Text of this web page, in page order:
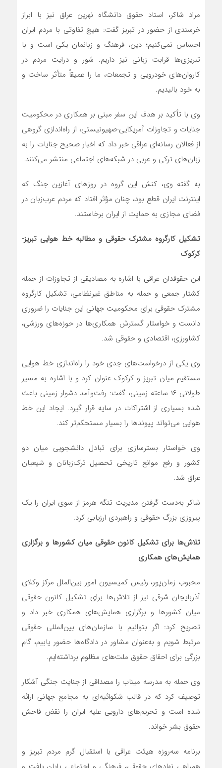
مراد شاکر، استاد حقوق دانشگاه نهرین عراق نیز با ابراز
خرسندی از حضور در تبریز گفت: هیچ تفاوتی با مردم ایران
احساس نمی‌کنیم؛ دین، فرهنگ و زبانمان یکی است و با
تبریزی‌ها قرابت زبانی نیز داریم. شور و درایت مردم در
کاروان‌های خودرویی و تجمعات، ما را عمیقاً متأثر ساخت و
به خود بالیدیم.
وی با تأکید بر هدف این سفر مبنی بر همکاری در محکومیت
جنایات و تجاوزات آمریکایی-صهیونیستی، از راه‌اندازی گروهی
از فعالان رسانه‌ای عراقی خبر داد که اخبار صحیح جنایات را به
زبان‌های ترکی و عربی در شبکه‌های اجتماعی منتشر می‌کنند.
به گفته وی، کنش این گروه در روزهای آغازین جنگ که
اینترنت ایران قطع بود، چنان مؤثر افتاد که مردم عرب‌زبان در
فضای مجازی به حمایت از ایران برخاستند.
تشکیل کارگروه مشترک حقوقی و مطالبه خط هوایی تبریز-
کرکوک
این حقوقدان عراقی با اشاره به مصادیقی از تجاوزات از جمله
کشتار جمعی و حمله به مناطق غیرنظامی، تشکیل کارگروه
مشترک حقوقی برای محکومیت جهانی این جنایات را ضروری
دانست و خواستار گسترش همکاری‌ها در حوزه‌های ورزشی،
کشاورزی، اقتصادی و حقوقی شد.
وی یکی از درخواست‌های جدی خود را راه‌اندازی خط هوایی
مستقیم میان تبریز و کرکوک عنوان کرد و با اشاره به مسیر
طولانی ۱۶ ساعته زمینی، گفت: رفت‌وآمد دشوار زمینی باعث
شده بسیاری از اشتراکات در سایه قرار گیرد. ایجاد این خط
هوایی می‌تواند پیوندها را بسیار مستحکم‌تر کند.
وی خواستار بسترسازی برای تبادل دانشجویی میان دو
کشور و رفع موانع تاریخی تحصیل ترک‌زبانان و شیعیان
عراق شد.
شاکر به‌دست گرفتن مدیریت تنگه هرمز از سوی ایران را یک
پیروزی بزرگ حقوقی و راهبردی ارزیابی کرد.
تلاش‌ها برای تشکیل کانون حقوقی میان کشورها و برگزاری
همایش‌های همکاری
محبوب زمان‌پور، رئیس کمیسیون امور بین‌الملل مرکز وکلای
آذربایجان شرقی نیز از تلاش‌ها برای تشکیل کانون حقوقی
میان کشورها و برگزاری همایش‌های همکاری خبر داد و
تصریح کرد: اگر بتوانیم با سازمان‌های بین‌المللی حقوقی
مرتبط شویم و به‌عنوان مشاور در دادگاه‌ها حضور یابیم، گام
بزرگی برای احقاق حقوق ملت‌های مظلوم برداشته‌ایم.
وی حمله به مدرسه میناب را مصداقی از جنایت جنگی آشکار
توصیف کرد که در قالب شکوائیه‌ای به مجامع جهانی ارائه
شده است و تحریم‌های دارویی علیه ایران را نقض فاحش
حقوق بشر خواند.
برنامه سه‌روزه هیئت عراقی با استقبال گرم مردم تبریز و